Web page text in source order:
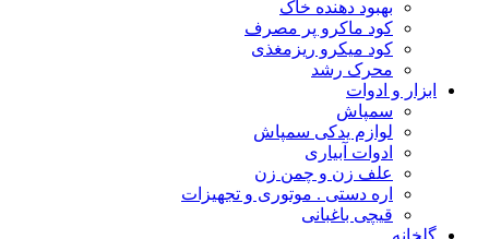
بهبود دهنده خاک
کود ماکرو پر مصرف
کود میکرو ریزمغذی
محرک رشد
ابزار و ادوات
سمپاش
لوازم یدکی سمپاش
ادوات آبیاری
علف زن و چمن زن
اره دستی . موتوری و تجهیزات
قیچی باغبانی